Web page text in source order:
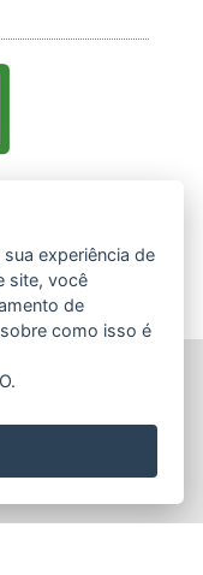
(IEMA)
/ ES
(Whatsapp)
experiência de
site, você
de
como isso é